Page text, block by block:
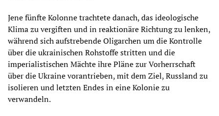
Jene fünfte Kolonne trachtete danach, das ideologische
Klima zu vergiften und in reaktionäre Richtung zu lenken,
während sich aufstrebende Oligarchen um die Kontrolle
über die ukrainischen Rohstoffe stritten und die
imperialistischen Mächte ihre Pläne zur Vorherrschaft
über die Ukraine vorantrieben, mit dem Ziel, Russland zu
isolieren und letzten Endes in eine Kolonie zu
verwandeln.